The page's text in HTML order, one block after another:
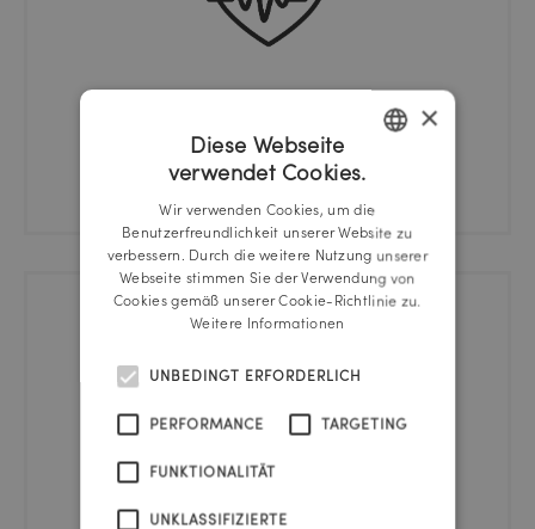
Gesundheits-Check
GERMAN
×
Diese Webseite
verwendet Cookies.
Wir verwenden Cookies, um die
Benutzerfreundlichkeit unserer Website zu
verbessern. Durch die weitere Nutzung unserer
Webseite stimmen Sie der Verwendung von
Cookies gemäß unserer Cookie-Richtlinie zu.
Weitere Informationen
UNBEDINGT ERFORDERLICH
PERFORMANCE TARGETING
FUNKTIONALITÄT
UNKLASSIFIZIERTE